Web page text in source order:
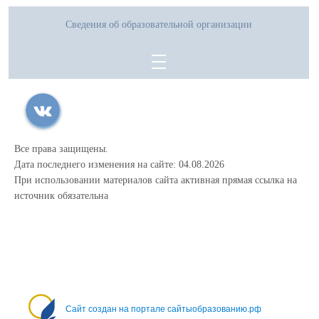
Сведения об образовательной организации
Все права защищены.
Дата последнего изменения на сайте: 04.08.2026
При использовании материалов сайта активная прямая ссылка на
источник обязательна
Сайт создан на портале сайтыобразованию.рф